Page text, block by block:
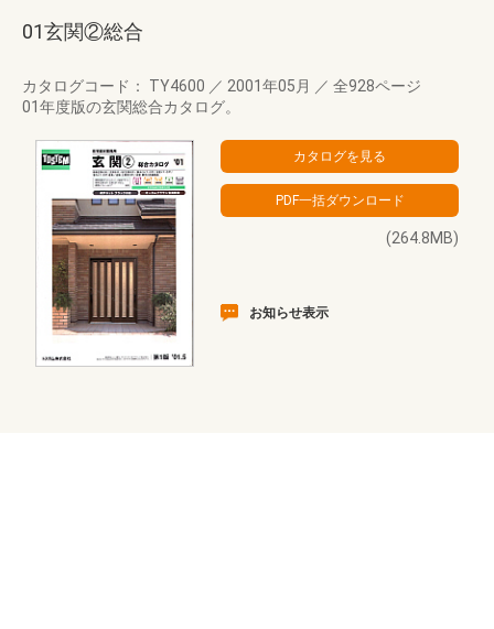
01玄関②総合
カタログコード： TY4600 ／ 2001年05月 ／ 全928ページ
01年度版の玄関総合カタログ。
(264.8MB)
お知らせ表示